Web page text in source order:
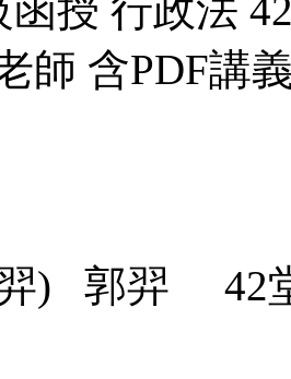
函授 行政法
師 含PDF講
羿) 郭羿 42